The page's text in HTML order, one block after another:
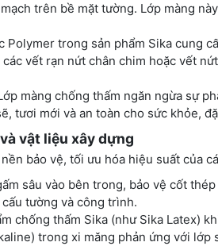
trên bề mặt tường. Lớp màng
Polymer trong sản phẩm Sika cung
vết rạn nứt chân chim hoặc vết
màng chống thấm ngăn ngừa sự
tươi mới và an toàn cho sức khỏe,
vật liệu xây dựng
bảo vệ, tối ưu hóa hiệu suất của
sâu vào bên trong, bảo vệ cốt
tường và công trình.
chống thấm Sika (như Sika Latex)
trong xi măng phản ứng với